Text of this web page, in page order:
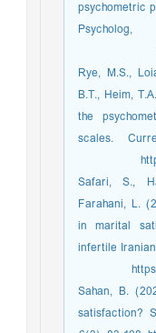
psychometric
Rye, M.S.,
B.T., Heim,
the
scales.
Safari, S.,
Farahani, L.
in marital
infertile
Sahan, B.
satisfaction?